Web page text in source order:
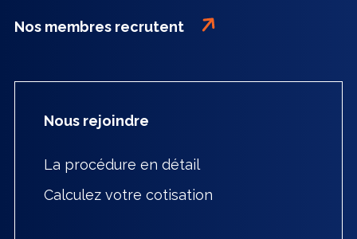
Nos membres recrutent
Nous rejoindre
La procédure en détail
Calculez votre cotisation